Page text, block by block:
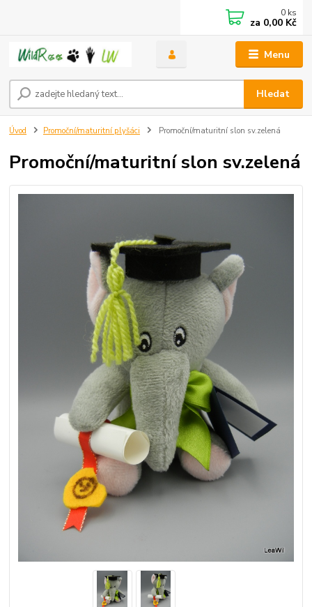
Menu
Hledat
0 ks
za 0,00 Kč
Úvod Promoční/maturitní plyšáci Promoční/maturitní slon sv.zelená
Promoční/maturitní slon sv.zelená